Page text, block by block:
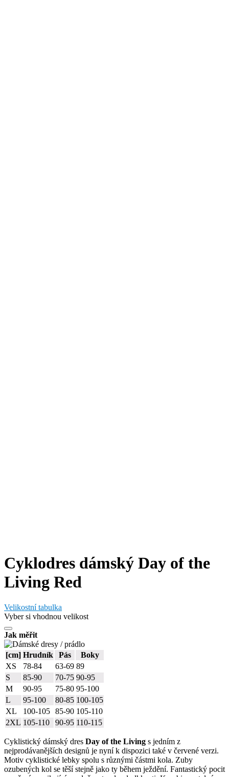
Cyklodres dámský Day of the
Living Red
Velikostní tabulka
Vyber si vhodnou velikost
Jak měřit
[cm] Hrudník Pás
Boky
XS
78-84 63-69 89
S
85-90 70-75 90-95
M
90-95 75-80 95-100
L
95-100 80-85 100-105
XL
100-105 85-90 105-110
2XL 105-110 90-95 110-115
Cyklistický dámský dres Day of the Living s jedním z
nejprodávanějších designů je nyní k dispozici také v červené verzi.
Motiv cyklistické lebky spolu s různými částmi kola. Zuby
ozubených kol se těší stejně jako ty během ježdění. Fantastický pocit